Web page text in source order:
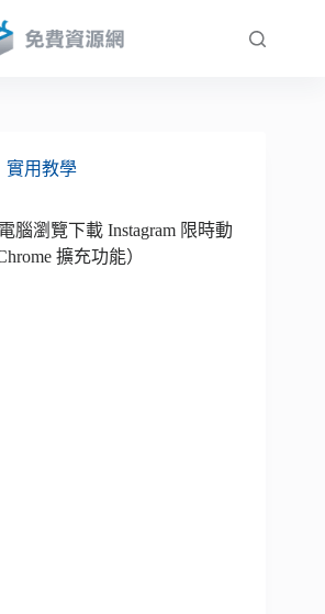
實用教學
腦瀏覽下載 Instagram 限時動
擴充功能）